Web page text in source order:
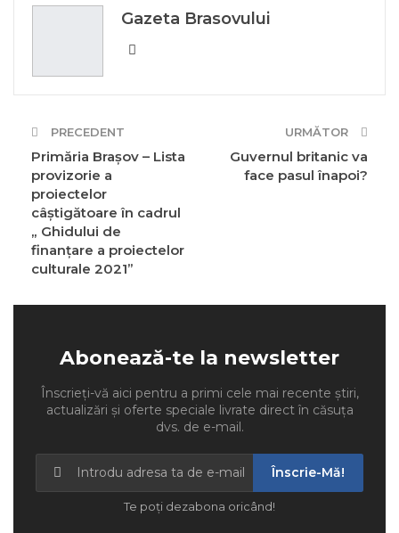
Gazeta Brasovului
PRECEDENT
Primăria Brașov – Lista
provizorie a
proiectelor
câștigătoare în cadrul
„ Ghidului de
finanțare a proiectelor
culturale 2021”
URMĂTOR
Guvernul britanic va
face pasul înapoi?
Abonează-te la newsletter
Înscrieți-vă aici pentru a primi cele mai recente știri,
actualizări și oferte speciale livrate direct în căsuța
dvs. de e-mail.
Înscrie-Mă!
Te poți dezabona oricând!